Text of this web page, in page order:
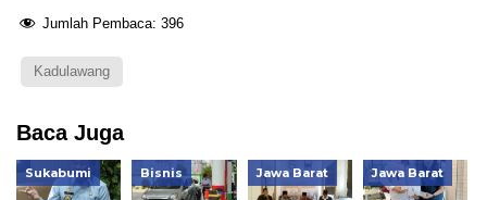
Jumlah Pembaca: 396
Kadulawang
Baca Juga
Sukabumi Bisnis Jawa Barat Jawa Barat